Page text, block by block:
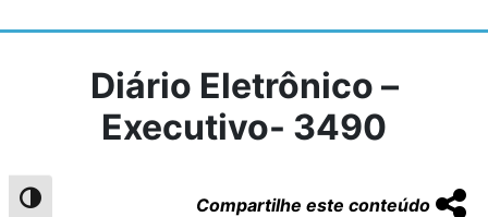
Alternar alto contraste
Diário Eletrônico –
Executivo- 3490
Compartilhe este conteúdo